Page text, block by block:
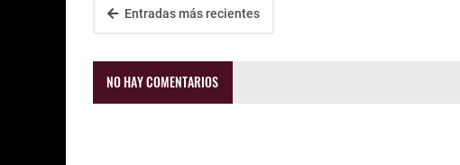
Entradas más recientes
NO HAY COMENTARIOS